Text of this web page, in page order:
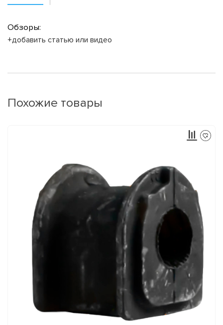
Обзоры:
+добавить статью или видео
Похожие товары